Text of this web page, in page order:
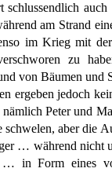
schlussendlich
am Strand
im Krieg mit
zu
von Bäumen und
ergeben jedoch
nämlich Peter und
schwelen, aber die
… während nicht
in Form eines